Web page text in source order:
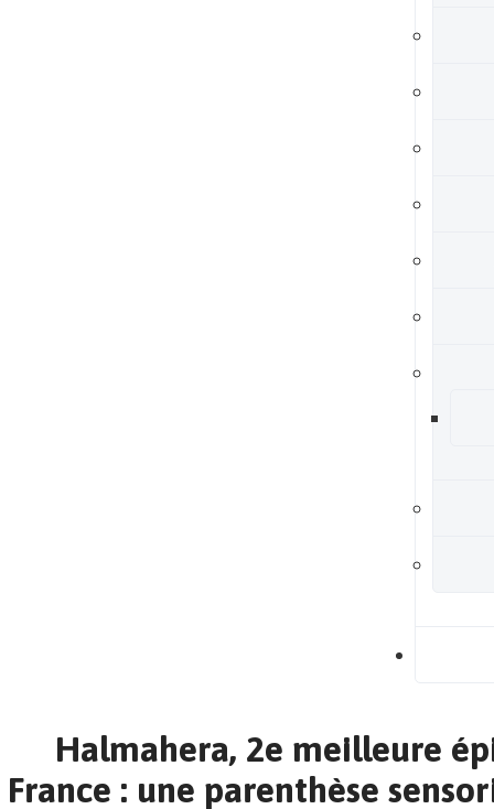
Halmahera, 2e meilleure
France : une parenthèse